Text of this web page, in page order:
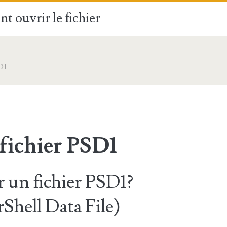
ouvrir le fichier
PSD1
fichier PSD1?
Data File)